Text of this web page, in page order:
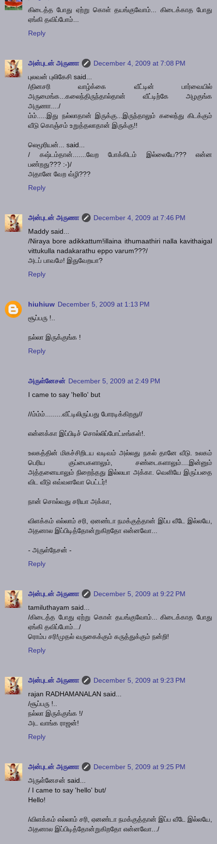
கிடைத்த போது ஏற்று கொள் தயங்குவோம்... கிடைக்காத போது
ஏங்கி தவிப்போம்...
Reply
அன்புடன் அருணா
December 4, 2009 at 7:08 PM
புலவன் புலிகேசி said...
/தினசரி வாழ்க்கை வீட்டின் பார்வையில்
அருமைங்க...கலைந்திருந்தால்தான் வீட்டிற்கே அழகுங்க
அருணா..../
ம்ம்.....இது நல்லாதான் இருக்கு...இருந்தாலும் கலைந்து கிடக்கும்
வீடு கொஞ்சம் உறுத்தலாதான் இருக்கு!!
லெமூரியன்... said...
/ கஷ்டம்தான்.......வேற போக்கிடம் இல்லையே??? என்ன
பண்றது??? :-)/
அதானே வேற வ்ழி???
Reply
அன்புடன் அருணா
December 4, 2009 at 7:46 PM
Maddy said...
/Niraya bore adikkattum!illaina ithumaathiri nalla kavithaigal
vittukulla nadakarathu eppo varum???/
அடப் பாவமே! இதுவேறயா?
Reply
hiuhiuw December 5, 2009 at 1:13 PM
சூப்பரு !..
நல்லா இருக்குங்க !
Reply
அருள்னேசன் December 5, 2009 at 2:49 PM
I came to say 'hello' but
//ம்ம்ம்.........வீட்டிலிருப்பது போரடிக்கிறது//
என்னக்கா இப்பிடிச் சொல்லிப்போட்டீங்கள்!.
உலகத்தின் மிகச்சிறிடய வடிவம் அல்லது நகல் தானே வீடு. உலகம்
பெரிய குப்பைகளாலும், சண்டைகளாலும்....இன்னும்
அத்தனையாலும் நிறைந்தது இல்லயா அக்கா. வெளியே இருப்பதை
விட வீடு எவ்வளவோ பெட்டர்!
நான் சொல்வது சரியா அக்கா,
விளக்கம் எல்லாம் சரி, ஏனண்டா நமக்குத்தான் இப்ப வீடே இல்லயே,
அதனால இப்பிடித்தோன்றுகிறதோ என்னவோ...
- அருள்நேசன் -
Reply
அன்புடன் அருணா
December 5, 2009 at 9:22 PM
tamiluthayam said...
/கிடைத்த போது ஏற்று கொள் தயங்குவோம்... கிடைக்காத போது
ஏங்கி தவிப்போம்.../
ரொம்ப சரி!முதல் வருகைக்கும் கருத்துக்கும் நன்றி!
Reply
அன்புடன் அருணா
December 5, 2009 at 9:23 PM
rajan RADHAMANALAN said...
/சூப்பரு !..
நல்லா இருக்குங்க !/
அட வாங்க ராஜன்!
Reply
அன்புடன் அருணா
December 5, 2009 at 9:25 PM
அருள்னேசன் said...
/ I came to say 'hello' but/
Hello!
/விளக்கம் எல்லாம் சரி, ஏனண்டா நமக்குத்தான் இப்ப வீடே இல்லயே,
அதனால இப்பிடித்தோன்றுகிறதோ என்னவோ.../